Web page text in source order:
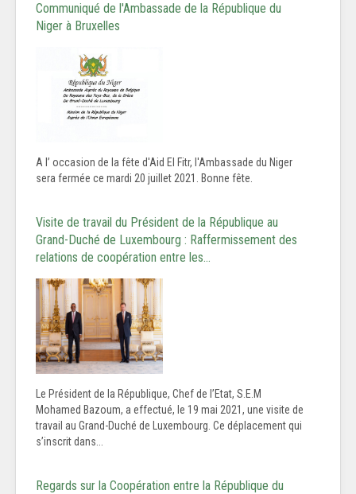
Communiqué de l'Ambassade de la République du
Niger à Bruxelles
A l’ occasion de la fête d'Aid El Fitr, l'Ambassade du Niger
sera fermée ce mardi 20 juillet 2021. Bonne fête.
Visite de travail du Président de la République au
Grand-Duché de Luxembourg : Raffermissement des
relations de coopération entre les…
Le Président de la République, Chef de l’Etat, S.E.M
Mohamed Bazoum, a effectué, le 19 mai 2021, une visite de
travail au Grand-Duché de Luxembourg. Ce déplacement qui
s’inscrit dans...
Regards sur la Coopération entre la République du